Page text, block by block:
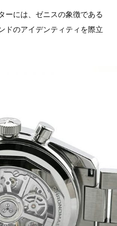
ーには、ゼニスの象徴である
ドのアイデンティティを際立